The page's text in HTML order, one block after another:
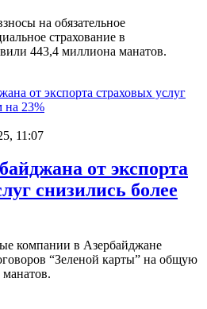
на обязательное
страхование в
443,4 миллиона манатов.
11:07
от экспорта
снизились более
компании в Азербайджане
“Зеленой карты” на общую